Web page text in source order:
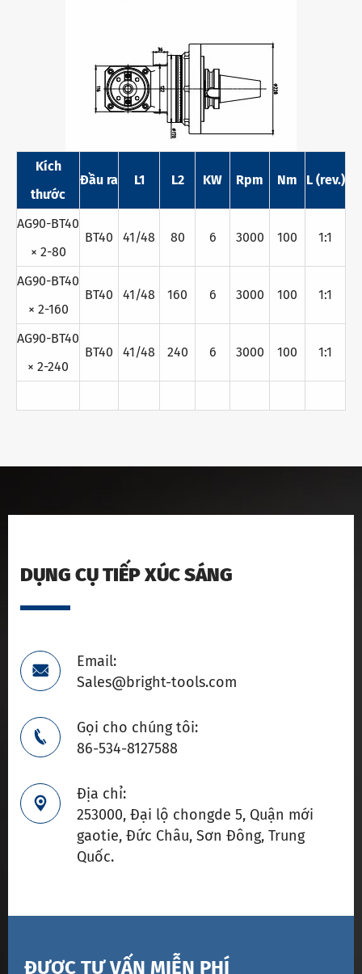
Kích
thước
Đầu ra L1 L2 KW Rpm Nm L (rev.)
AG90-BT40
× 2-80
BT40 41/48 80 6 3000 100 1:1
AG90-BT40
× 2-160
BT40 41/48 160 6 3000 100 1:1
AG90-BT40
× 2-240
BT40 41/48 240 6 3000 100 1:1
DỤNG CỤ TIẾP XÚC SÁNG

Email:
Sales@bright-tools.com

Gọi cho chúng tôi:
86-534-8127588

Địa chỉ:
253000, Đại lộ chongde 5, Quận mới
gaotie, Đức Châu, Sơn Đông, Trung
Quốc.
ĐƯỢC TƯ VẤN MIỄN PHÍ